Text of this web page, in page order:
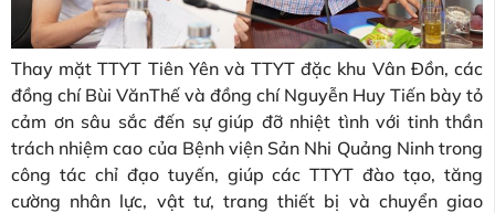
Thay mặt TTYT Tiên Yên và TTYT đặc khu Vân Đồn, các
đồng chí Bùi VănThế và đồng chí Nguyễn Huy Tiến bày tỏ
cảm ơn sâu sắc đến sự giúp đỡ nhiệt tình với tinh thần
trách nhiệm cao của Bệnh viện Sản Nhi Quảng Ninh trong
công tác chỉ đạo tuyến, giúp các TTYT đào tạo, tăng
cường nhân lực, vật tư, trang thiết bị và chuyển giao